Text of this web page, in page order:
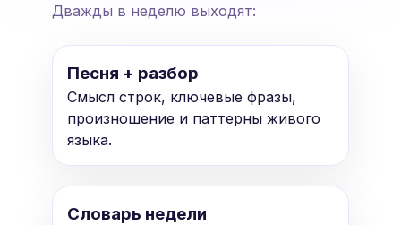
Дважды в неделю выходят:
Песня + разбор
Смысл строк, ключевые фразы,
произношение и паттерны живого
языка.
Словарь недели